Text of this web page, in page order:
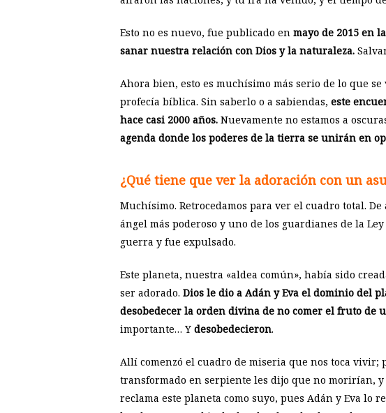
Esto no es nuevo, fue publicado en mayo de 2015 en
sanar nuestra relación con Dios y la naturaleza.
Ahora bien, esto es muchísimo más serio de lo que
profecía bíblica. Sin saberlo o a sabiendas, este
hace casi 2000 años. Nuevamente no estamos a
agenda donde los poderes de la tierra se unirán en
¿Qué tiene que ver la adoración con un
Muchísimo. Retrocedamos para ver el cuadro total.
ángel más poderoso y uno de los guardianes de la
guerra y fue expulsado.
Este planeta, nuestra «aldea común», había sido
ser adorado. Dios le dio a Adán y Eva el dominio del
desobedecer la orden divina de no comer el fruto de
importante… Y desobedecieron.
Allí comenzó el cuadro de miseria que nos toca
transformado en serpiente les dijo que no morirían,
reclama este planeta como suyo, pues Adán y Eva lo